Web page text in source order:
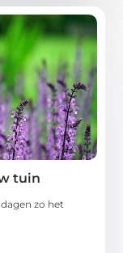
tuin
zo het